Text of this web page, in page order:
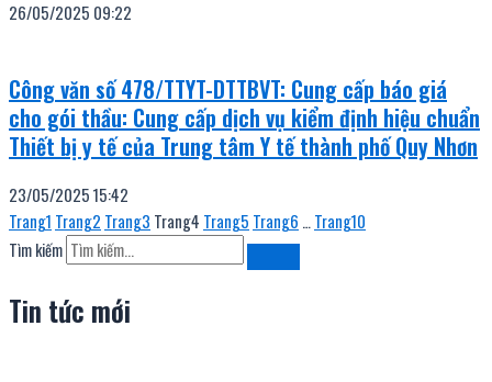
26/05/2025 09:22
Công văn số 478/TTYT-DTTBVT: Cung cấp báo giá
cho gói thầu: Cung cấp dịch vụ kiểm định hiệu chuẩn
Thiết bị y tế của Trung tâm Y tế thành phố Quy Nhơn
23/05/202515:42
Trang1 Trang2 Trang3 Trang4 Trang5 Trang6 … Trang10
Tìm kiếm
Tin tức mới